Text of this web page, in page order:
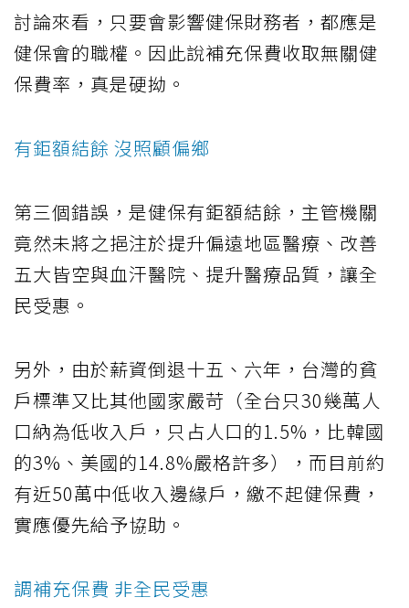
討論來看，只要會影響健保財務者，都應是
健保會的職權。因此說補充保費收取無關健
保費率，真是硬拗。
有鉅額結餘 沒照顧偏鄉
第三個錯誤，是健保有鉅額結餘，主管機關
竟然未將之挹注於提升偏遠地區醫療、改善
五大皆空與血汗醫院、提升醫療品質，讓全
民受惠。
另外，由於薪資倒退十五、六年，台灣的貧
戶標準又比其他國家嚴苛（全台只30幾萬人
口納為低收入戶，只占人口的1.5%，比韓國
的3%、美國的14.8%嚴格許多），而目前約
有近50萬中低收入邊緣戶，繳不起健保費，
實應優先給予協助。
調補充保費 非全民受惠